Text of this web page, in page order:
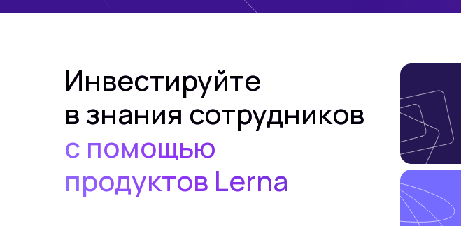
Инвестируйте
в знания сотрудников
с помощью
продуктов Lerna